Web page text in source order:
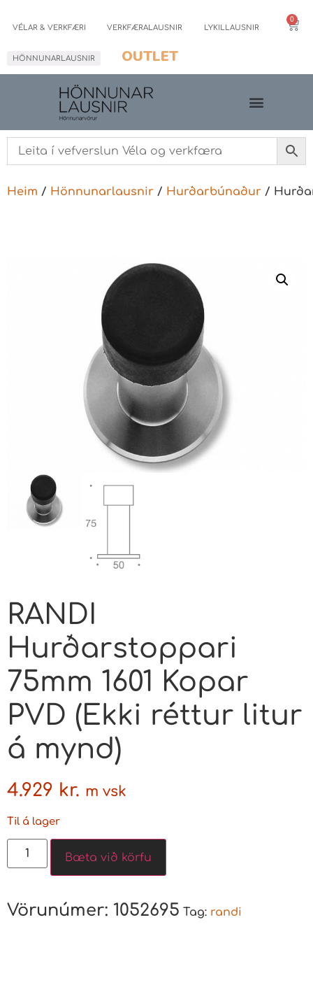
VÉLAR & VERKFÆRI VERKFÆRALAUSNIR LYKILLAUSNIR
HÖNNUNARLAUSNIR OUTLET
0
Heim / Hönnunarlausnir / Hurðarbúnaður /
RANDI
Hurðarstoppari
75mm 1601 Kopar
PVD (Ekki réttur litur
á mynd)
4.929 kr. m vsk
Til á lager
Bæta við körfu
Vörunúmer: 1052695 Tag: randi